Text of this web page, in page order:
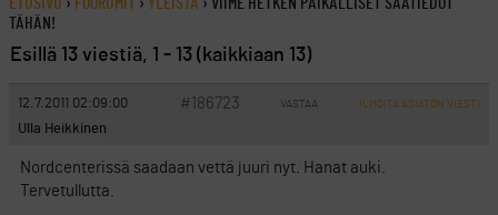
TÄHÄN!
Esillä 13 viestiä, 1 - 13 (kaikkiaan 13)
12.7.2011 02:09:00 #186723 VASTAA ILMOITA ASIATON VIESTI
Ulla Heikkinen
Nordcenterissä saadaan vettä juuri nyt. Hanat auki.
Tervetullutta.